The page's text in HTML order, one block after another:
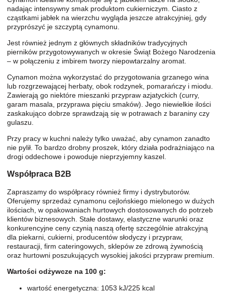
nadając intensywny smak produktom cukierniczym. Ciasto z
cząstkami jabłek na wierzchu wygląda jeszcze atrakcyjniej, gdy
przyprószyć je szczyptą cynamonu.
Jest również jednym z głównych składników tradycyjnych
pierników przygotowywanych w okresie Świąt Bożego Narodzenia
– w połączeniu z imbirem tworzy niepowtarzalny aromat.
Cynamon można wykorzystać do przygotowania grzanego wina
lub rozgrzewającej herbaty, obok rodzynek, pomarańczy i miodu.
Zawierają go niektóre mieszanki przypraw azjatyckich (curry,
garam masala, przyprawa pięciu smaków). Jego niewielkie ilości
zaskakująco dobrze sprawdzają się w potrawach z baraniny czy
gulaszu.
Przy pracy w kuchni należy tylko uważać, aby cynamon zanadto
nie pylił. To bardzo drobny proszek, który działa podrażniająco na
drogi oddechowe i powoduje nieprzyjemny kaszel.
Współpraca B2B
Zapraszamy do współpracy również firmy i dystrybutorów.
Oferujemy sprzedaż cynamonu cejlońskiego mielonego w dużych
ilościach, w opakowaniach hurtowych dostosowanych do potrzeb
klientów biznesowych. Stałe dostawy, elastyczne warunki oraz
konkurencyjne ceny czynią naszą ofertę szczególnie atrakcyjną
dla piekarni, cukierni, producentów słodyczy i przypraw,
restauracji, firm cateringowych, sklepów ze zdrową żywnością
oraz hurtowni poszukujących wysokiej jakości przypraw premium.
Wartości odżywcze na 100 g:
wartość energetyczna: 1053 kJ/225 kcal